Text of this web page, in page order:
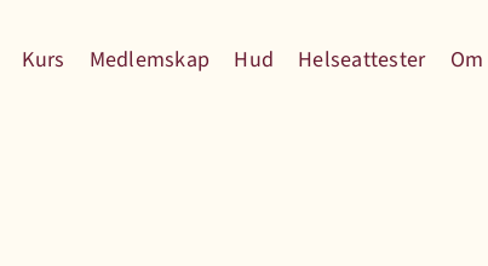
Kurs Medlemskap Hud Helseattester